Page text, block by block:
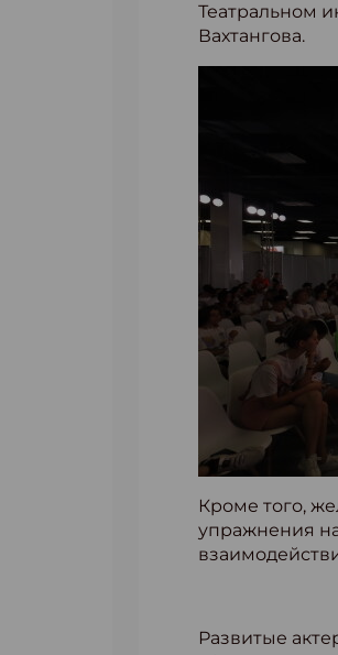
Театральном
Вахтангова.
Кроме того,
упражнения
Развитые